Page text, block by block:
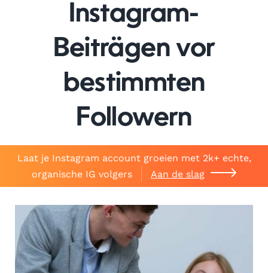
Anderen
Winkelwagen
Instagram-
Beiträgen vor
bestimmten
Followern
Laat je Instagram account groeien met 2k+ echte,
organische IG volgers
Aan de slag